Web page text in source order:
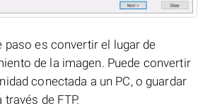
paso es convertir el lugar de
de la imagen. Puede convertir
conectada a un PC, o guardar
través de FTP.